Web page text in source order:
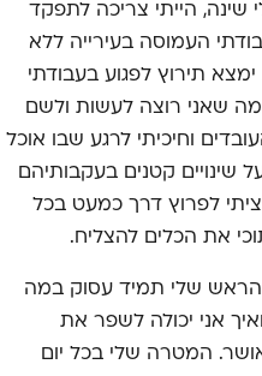
שינה, הייתי צריכה לתפקד
העמוסה בעירייה ללא
תירוץ לפגוע בעבודתי
מה שאני רוצה לעשות ולשם
וחיכיתי לרגע שבו אוכל
שינויים קטנים בעקבותיהם
לפרוץ דרך כמעט בכל
את הכלים להצליח.
הראש שלי תמיד עסוק במה
אני יכולה לשפר את
המטרה שלי בכל יום